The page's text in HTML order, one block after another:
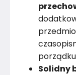
Solidny